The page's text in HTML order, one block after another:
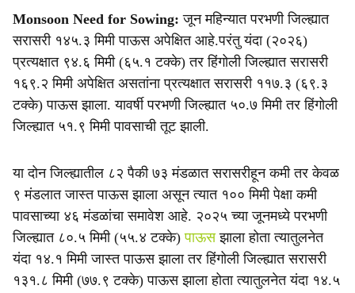
a
r
e
Monsoon Need for Sowing: जून महिन्यात परभणी जिल्ह्यात
सरासरी १४५.३ मिमी पाऊस अपेक्षित आहे.परंतु यंदा (२०२६)
प्रत्यक्षात ९४.६ मिमी (६५.१ टक्के) तर हिंगोली जिल्ह्यात सरासरी
१६९.२ मिमी अपेक्षित असतांना प्रत्यक्षात सरासरी ११७.३ (६९.३
टक्के) पाऊस झाला. यावर्षी परभणी जिल्ह्यात ५०.७ मिमी तर हिंगोली
जिल्ह्यात ५१.९ मिमी पावसाची तूट झाली.
या दोन जिल्ह्यातील ८२ पैकी ७३ मंडळात सरासरीहून कमी तर केवळ
९ मंडलात जास्त पाऊस झाला असून त्यात १०० मिमी पेक्षा कमी
पावसाच्या ४६ मंडळांचा समावेश आहे. २०२५ च्या जूनमध्ये परभणी
जिल्ह्यात ८०.५ मिमी (५५.४ टक्के)पाऊसझाला होता त्यातुलनेत
यंदा १४.१ मिमी जास्त पाऊस झाला तर हिंगोली जिल्ह्यात सरासरी
१३१.८ मिमी (७७.९ टक्के) पाऊस झाला होता त्यातुलनेत यंदा १४.५